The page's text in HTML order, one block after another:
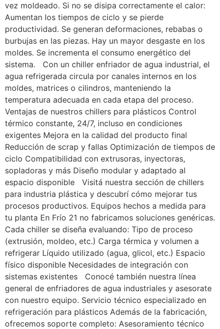
vez moldeado. Si no se disipa correctamente el calor:
Aumentan los tiempos de ciclo y se pierde
productividad. Se generan deformaciones, rebabas o
burbujas en las piezas. Hay un mayor desgaste en los
moldes. Se incrementa el consumo energético del
sistema. Con un chiller enfriador de agua industrial, el
agua refrigerada circula por canales internos en los
moldes, matrices o cilindros, manteniendo la
temperatura adecuada en cada etapa del proceso.
Ventajas de nuestros chillers para plásticos Control
térmico constante, 24/7, incluso en condiciones
exigentes Mejora en la calidad del producto final
Reducción de scrap y fallas Optimización de tiempos de
ciclo Compatibilidad con extrusoras, inyectoras,
sopladoras y más Diseño modular y adaptado al
espacio disponible Visitá nuestra sección de chillers
para industria plástica y descubrí cómo mejorar tus
procesos productivos. Equipos hechos a medida para
tu planta En Frío 21 no fabricamos soluciones genéricas.
Cada chiller se diseña evaluando: Tipo de proceso
(extrusión, moldeo, etc.) Carga térmica y volumen a
refrigerar Líquido utilizado (agua, glicol, etc.) Espacio
físico disponible Necesidades de integración con
sistemas existentes Conocé también nuestra línea
general de enfriadores de agua industriales y asesorate
con nuestro equipo. Servicio técnico especializado en
refrigeración para plásticos Además de la fabricación,
ofrecemos soporte completo: Asesoramiento técnico